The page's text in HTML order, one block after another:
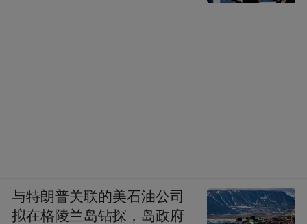
与特朗普关联的美石油公司
拟在格陵兰岛钻探，岛政府